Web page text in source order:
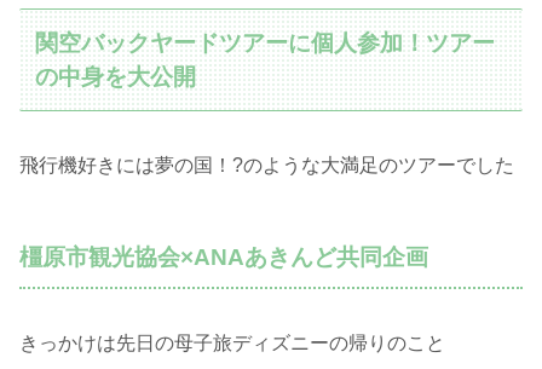
関空バックヤードツアーに個人参加！ツアー
の中身を大公開
飛行機好きには夢の国！?のような大満足のツアーでした
橿原市観光協会×ANAあきんど共同企画
きっかけは先日の母子旅ディズニーの帰りのこと